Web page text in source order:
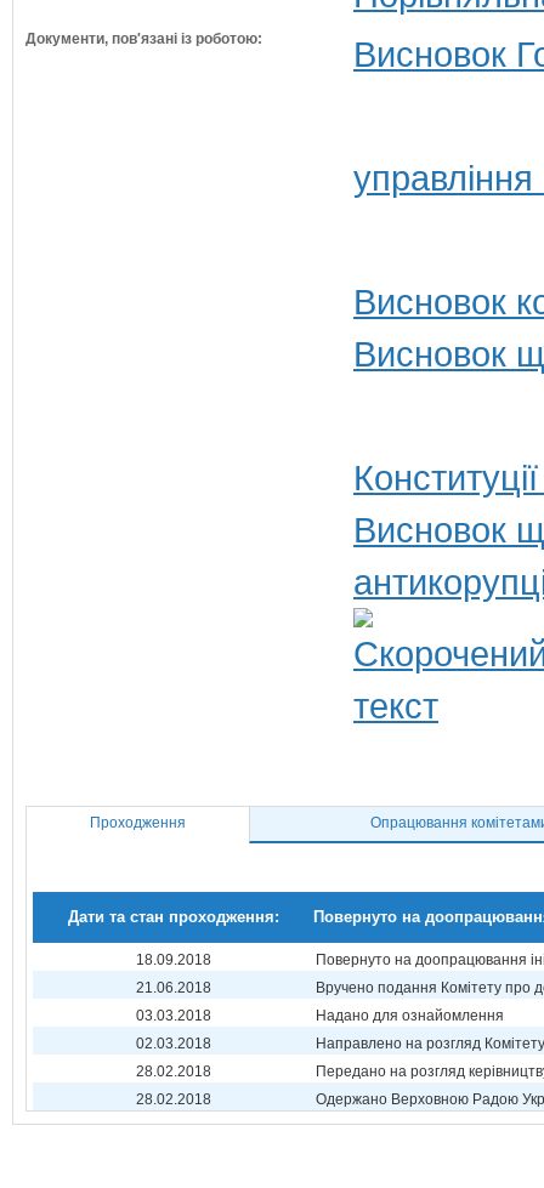
Документи, пов'язані із роботою: Висновок
Висновок
Висновок
Висновок
Проходження Опрацювання
Дати та стан проходження: Повернуто на
18.09.2018
Повернуто на доопрацювання
21.06.2018
Вручено подання Комітету про
03.03.2018
Надано для ознайомлення
02.03.2018
Направлено на розгляд Комітету
28.02.2018
Передано на розгляд
28.02.2018
Одержано Верховною Радою